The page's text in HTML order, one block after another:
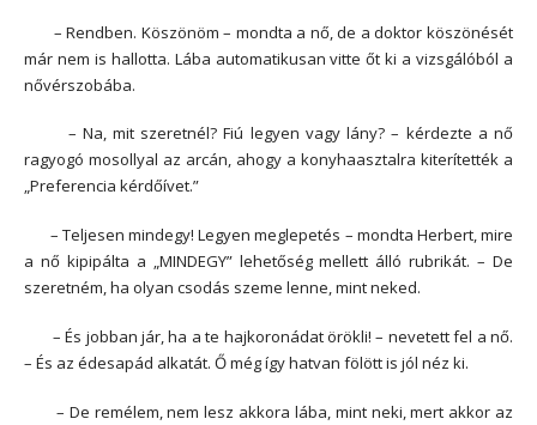
– Rendben. Köszönöm – mondta a nő, de a doktor köszönését
már nem is hallotta. Lába automatikusan vitte őt ki a vizsgálóból a
nővérszobába.
– Na, mit szeretnél? Fiú legyen vagy lány? – kérdezte a nő
ragyogó mosollyal az arcán, ahogy a konyhaasztalra kiterítették a
„Preferencia kérdőívet.”
– Teljesen mindegy! Legyen meglepetés – mondta Herbert, mire
a nő kipipálta a „MINDEGY” lehetőség mellett álló rubrikát. – De
szeretném, ha olyan csodás szeme lenne, mint neked.
– És jobban jár, ha a te hajkoronádat örökli! – nevetett fel a nő.
– És az édesapád alkatát. Ő még így hatvan fölött is jól néz ki.
– De remélem, nem lesz akkora lába, mint neki, mert akkor az